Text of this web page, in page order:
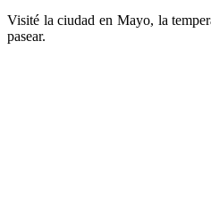
Visité la ciudad en Mayo, la
pasear.